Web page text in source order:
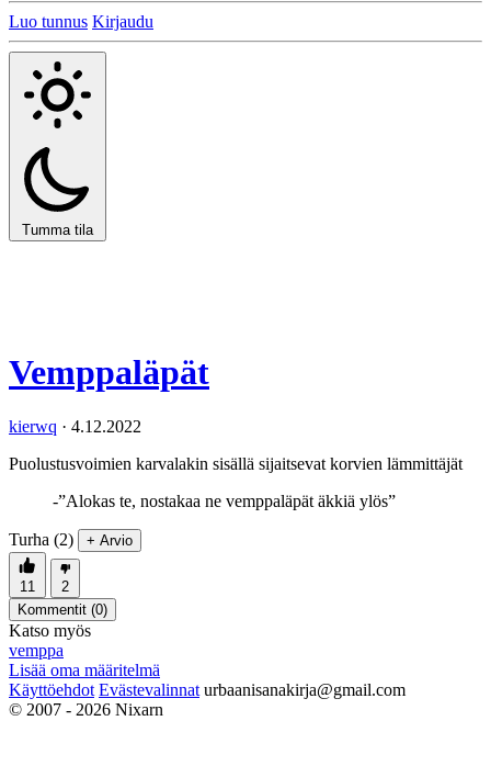
Luo tunnus Kirjaudu
Tumma tila
Vemppaläpät
kierwq · 4.12.2022
Puolustusvoimien karvalakin sisällä sijaitsevat korvien lämmittäjät
-”Alokas te, nostakaa ne vemppaläpät äkkiä ylös”
Turha (2) + Arvio
11
2
Kommentit (0)
Katso myös
vemppa
Lisää oma määritelmä
Käyttöehdot Evästevalinnat urbaanisanakirja@gmail.com
© 2007 - 2026 Nixarn